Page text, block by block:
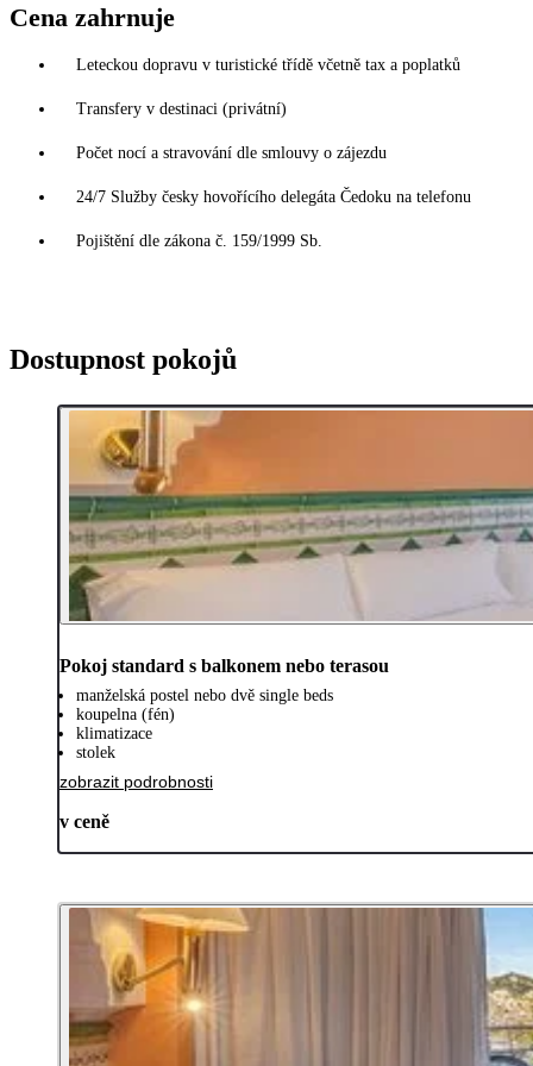
Cena zahrnuje
Leteckou dopravu v turistické třídě včetně tax a poplatků
Transfery v destinaci (privátní)
Počet nocí a stravování dle smlouvy o zájezdu
24/7 Služby česky hovořícího delegáta Čedoku na telefonu
Pojištění dle zákona č. 159/1999 Sb.
Dostupnost pokojů
Pokoj standard s balkonem nebo terasou
manželská postel nebo dvě single beds
koupelna (fén)
klimatizace
stolek
zobrazit podrobnosti
v ceně